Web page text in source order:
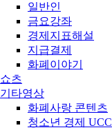
일반인
금요강좌
경제지표해설
지급결제
화폐이야기
쇼츠
기타영상
화폐사랑 콘텐츠
청소년 경제 UCC